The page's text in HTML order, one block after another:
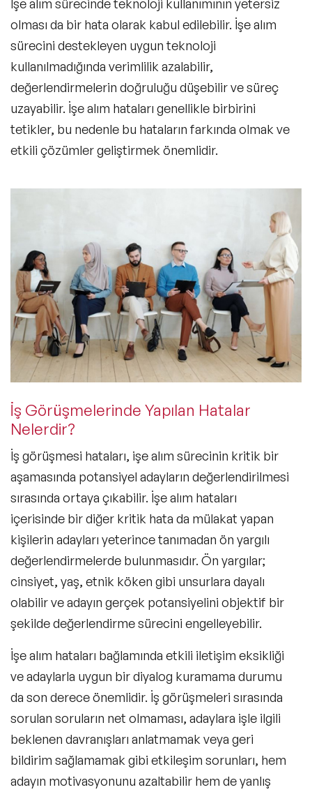
İşe alım sürecinde teknoloji kullanımının yetersiz
olması da bir hata olarak kabul edilebilir. İşe alım
sürecini destekleyen uygun teknoloji
kullanılmadığında verimlilik azalabilir,
değerlendirmelerin doğruluğu düşebilir ve süreç
uzayabilir. İşe alım hataları genellikle birbirini
tetikler, bu nedenle bu hataların farkında olmak ve
etkili çözümler geliştirmek önemlidir.
İş Görüşmelerinde Yapılan Hatalar
Nelerdir?
İş görüşmesi hataları, işe alım sürecinin kritik bir
aşamasında potansiyel adayların değerlendirilmesi
sırasında ortaya çıkabilir. İşe alım hataları
içerisinde bir diğer kritik hata da mülakat yapan
kişilerin adayları yeterince tanımadan ön yargılı
değerlendirmelerde bulunmasıdır. Ön yargılar;
cinsiyet, yaş, etnik köken gibi unsurlara dayalı
olabilir ve adayın gerçek potansiyelini objektif bir
şekilde değerlendirme sürecini engelleyebilir.
İşe alım hataları bağlamında etkili iletişim eksikliği
ve adaylarla uygun bir diyalog kuramama durumu
da son derece önemlidir. İş görüşmeleri sırasında
sorulan soruların net olmaması, adaylara işle ilgili
beklenen davranışları anlatmamak veya geri
bildirim sağlamamak gibi etkileşim sorunları, hem
adayın motivasyonunu azaltabilir hem de yanlış